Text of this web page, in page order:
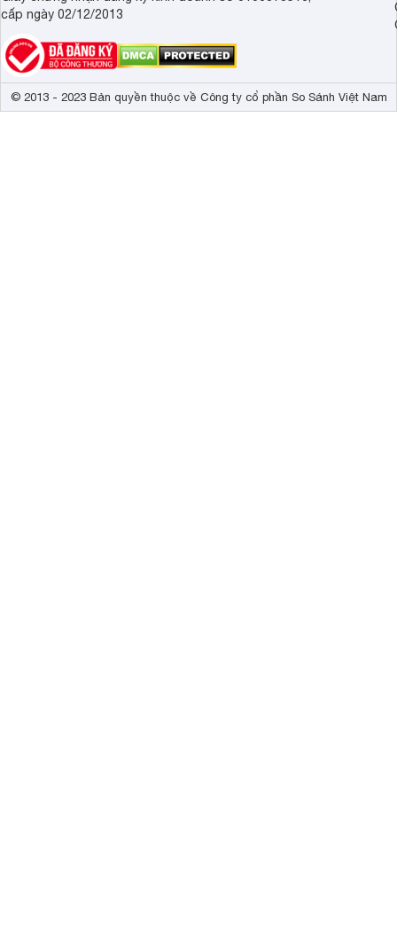
cấp ngày 02/12/2013
© 2013 - 2023 Bản quyền thuộc về Công ty cổ phần So Sánh Việt Nam